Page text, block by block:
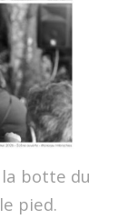
botte du
pied.